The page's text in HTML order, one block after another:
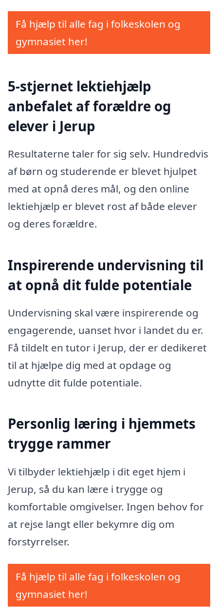
Få hjælp til alle fag i folkeskolen og
gymnasiet her!
5-stjernet lektiehjælp
anbefalet af forældre og
elever i Jerup
Resultaterne taler for sig selv. Hundredvis
af børn og studerende er blevet hjulpet
med at opnå deres mål, og den online
lektiehjælp er blevet rost af både elever
og deres forældre.
Inspirerende undervisning til
at opnå dit fulde potentiale
Undervisning skal være inspirerende og
engagerende, uanset hvor i landet du er.
Få tildelt en tutor i Jerup, der er dedikeret
til at hjælpe dig med at opdage og
udnytte dit fulde potentiale.
Personlig læring i hjemmets
trygge rammer
Vi tilbyder lektiehjælp i dit eget hjem i
Jerup, så du kan lære i trygge og
komfortable omgivelser. Ingen behov for
at rejse langt eller bekymre dig om
forstyrrelser.
Få hjælp til alle fag i folkeskolen og
gymnasiet her!